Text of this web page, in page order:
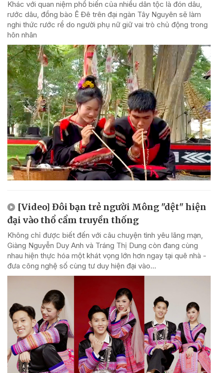
Khác với quan niệm phổ biến của nhiều dân tộc là đón dâu,
rước dâu, đồng bào Ê Đê trên đại ngàn Tây Nguyên sẽ làm
nghi thức rước rể do người phụ nữ giữ vai trò chủ động trong
hôn nhân
[Video] Đôi bạn trẻ người Mông "dệt" hiện
đại vào thổ cẩm truyền thống
Không chỉ được biết đến với câu chuyện tình yêu lãng mạn,
Giàng Nguyễn Duy Anh và Tráng Thị Dung còn đang cùng
nhau hiện thực hóa một khát vọng lớn hơn ngay tại quê nhà -
đưa công nghệ số cùng tư duy hiện đại vào...